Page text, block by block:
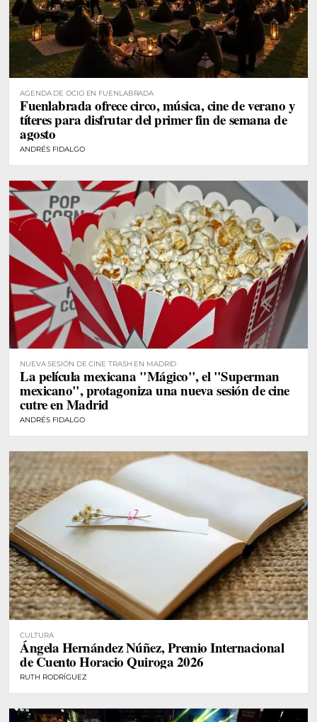
AGENDA DE OCIO EN FUENLABRADA
Fuenlabrada ofrece circo, música, cine de verano y
títeres para disfrutar del primer fin de semana de
agosto
ANDRÉS FIDALGO
NUEVA SESIÓN DE CINE TRASH EN MADRID
La película mexicana "Mágico", el "Superman
mexicano", protagoniza una nueva sesión de cine
cutre en Madrid
ANDRÉS FIDALGO
CULTURA
Ángela Hernández Núñez, Premio Internacional
de Cuento Horacio Quiroga 2026
RUTH RODRÍGUEZ